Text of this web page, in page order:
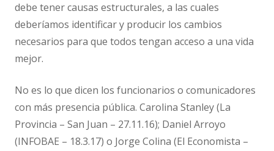
debe tener causas estructurales, a las cuales
deberíamos identificar y producir los cambios
necesarios para que todos tengan acceso a una vida
mejor.
No es lo que dicen los funcionarios o comunicadores
con más presencia pública. Carolina Stanley (La
Provincia – San Juan – 27.11.16); Daniel Arroyo
(INFOBAE – 18.3.17) o Jorge Colina (El Economista –